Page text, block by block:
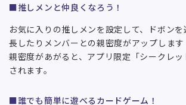
■推しメンと仲良くなろう！
お気に入りの推しメンを設定して、ドボン
長したりメンバーとの親密度がアップします
親密度があがると、アプリ限定「シークレ
されます。
■誰でも簡単に遊べるカードゲーム！